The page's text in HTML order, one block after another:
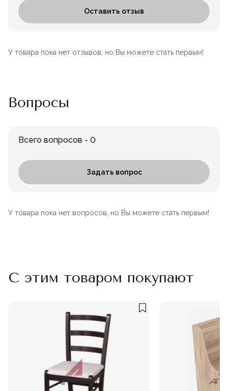
Оставить отзыв
У товара пока нет отзывов, но Вы можете стать первым!
Вопросы
Всего вопросов - 0
Задать вопрос
У товара пока нет вопросов, но Вы можете стать первым!
С этим товаром покупают